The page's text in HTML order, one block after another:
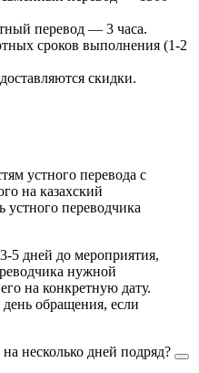
перевод — 3 часа.
сроков выполнения (1-2
скидки.
устного перевода с
на казахский
устного переводчика
5 дней до мероприятия,
нужной
на конкретную дату.
обращения, если
несколько дней подряд?